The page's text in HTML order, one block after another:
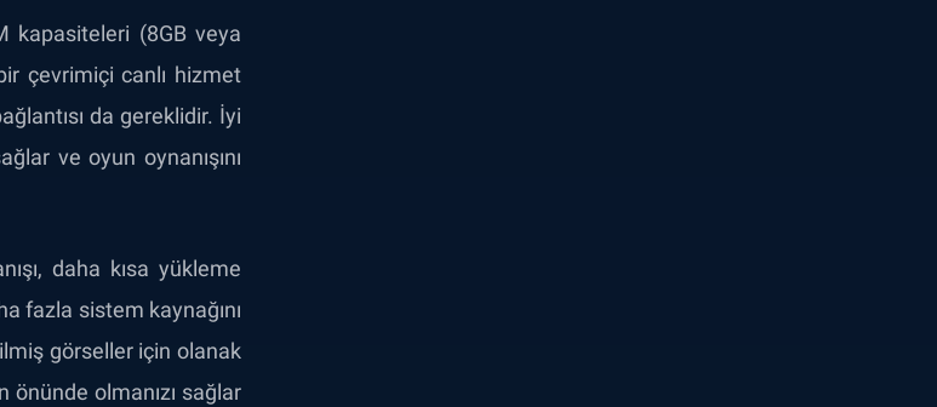
kapasiteleri (8GB veya
çevrimiçi canlı hizmet
da gereklidir. İyi
ve oyun oynanışını
daha kısa yükleme
fazla sistem kaynağını
görseller için olanak
önünde olmanızı sağlar